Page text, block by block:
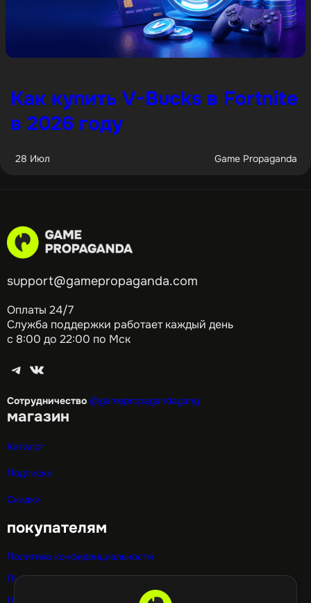
Как купить V-Bucks в Fortnite
в 2026 году
28 Июл Game Propaganda
support@gamepropaganda.com
Оплаты 24/7
Служба поддержки работает каждый день
с 8:00 до 22:00 по Мск
Telegram ВКонтакте
Сотрудничество @gamepropagandagang
магазин
Каталог
Подписки
Скидки
покупателям
Политика конфиденциальности
Публичная оферта